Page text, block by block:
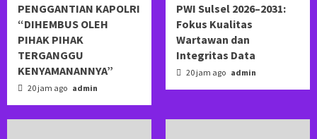
PENGGANTIAN KAPOLRI
“DIHEMBUS OLEH
PIHAK PIHAK
TERGANGGU
KENYAMANANNYA”
20 jam ago admin
PWI Sulsel 2026–2031:
Fokus Kualitas
Wartawan dan
Integritas Data
20 jam ago admin